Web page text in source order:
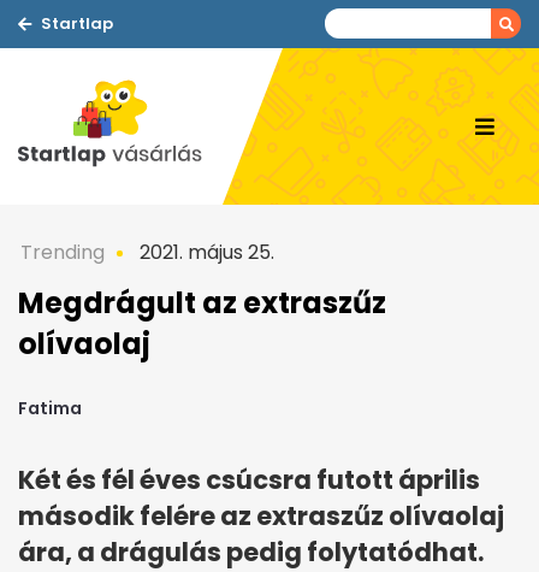
Startlap
Trending 2021. május 25.
Megdrágult az extraszűz
olívaolaj
Fatima
Két és fél éves csúcsra futott április
második felére az extraszűz olívaolaj
ára, a drágulás pedig folytatódhat.